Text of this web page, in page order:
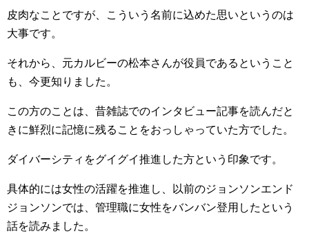
皮肉なことですが、こういう名前に込めた思いというのは
大事です。
それから、元カルビーの松本さんが役員であるということ
も、今更知りました。
この方のことは、昔雑誌でのインタビュー記事を読んだと
きに鮮烈に記憶に残ることをおっしゃっていた方でした。
ダイバーシティをグイグイ推進した方という印象です。
具体的には女性の活躍を推進し、以前のジョンソンエンド
ジョンソンでは、管理職に女性をバンバン登用したという
話を読みました。